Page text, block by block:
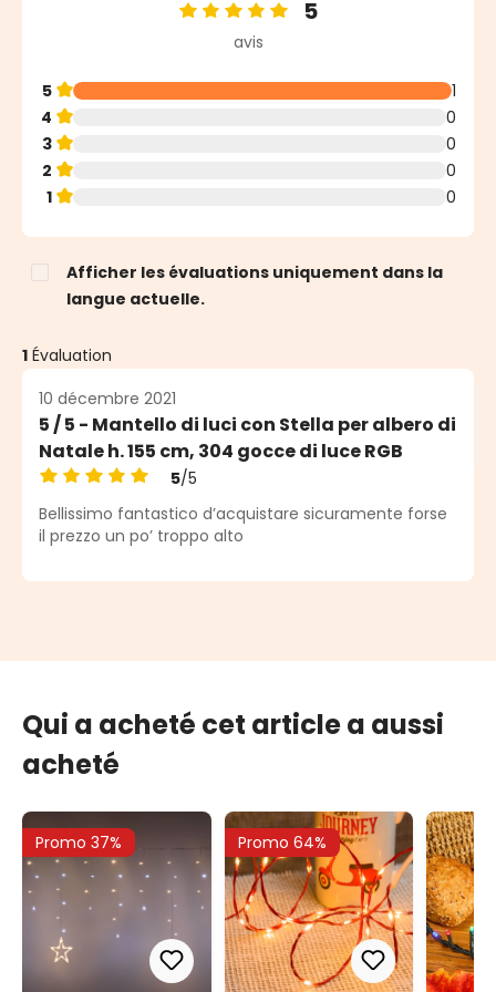
Note moyenne de 5 sur 5 étoiles
5
avis
5
1
4
0
3
0
2
0
1
0
Afficher les évaluations uniquement dans la
langue actuelle.
1 Évaluation
10 décembre 2021
5 / 5 - Mantello di luci con Stella per albero di
Natale h. 155 cm, 304 gocce di luce RGB
Note moyenne de 5 sur 5 étoiles
5/5
Bellissimo fantastico d’acquistare sicuramente forse
il prezzo un po’ troppo alto
Qui a acheté cet article a aussi
acheté
Promo 37% Promo 64%